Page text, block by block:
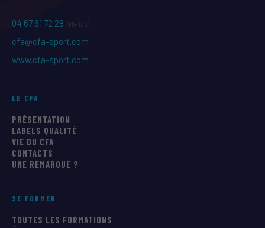
04 67 61 72 28 (9h–13h)
cfa@cfa-sport.com
www.cfa-sport.com
LE CFA
PRÉSENTATION
LABELS QUALITÉ
VIE DU CFA
CONTACTS
UNE REMARQUE ?
SE FORMER
TOUTES LES FORMATIONS